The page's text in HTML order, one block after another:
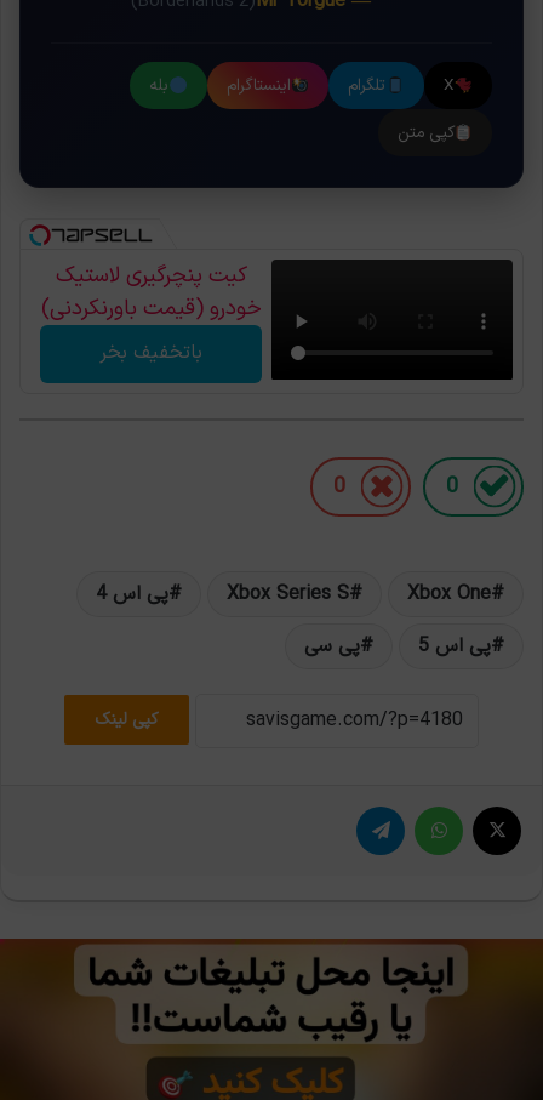
X تلگرام اینستاگرام
بله
کپی متن
کیت پنچرگیری لاستیک
خودرو (قیمت باورنکردنی)
باتخفیف بخر
0
0
Xbox One
Xbox Series S
پی اس 4
پی اس 5
پی سی
کپی لینک